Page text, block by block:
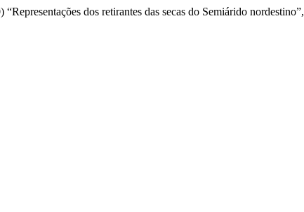
dos retirantes das secas do Semiárido nordestino”,